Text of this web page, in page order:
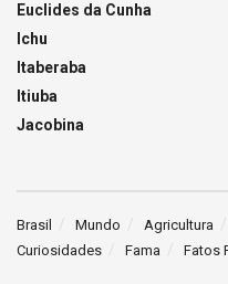
Euclides da Cunha
Ichu
Itaberaba
Itiuba
Jacobina
Brasil Mundo Agricultura
Curiosidades
Fama Fatos